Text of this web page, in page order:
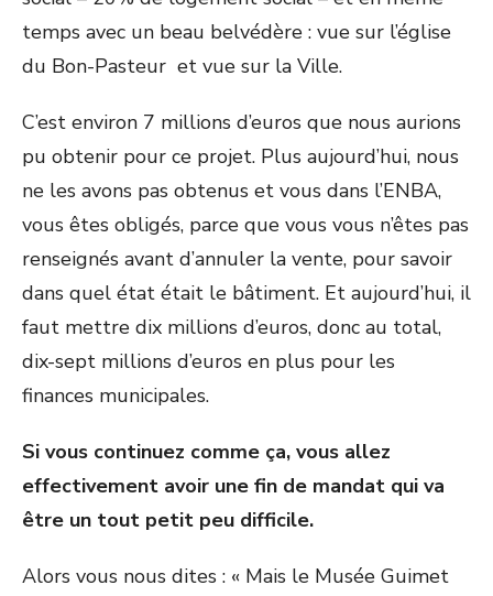
temps avec un beau belvédère : vue sur l’église
du Bon-Pasteur et vue sur la Ville.
C’est environ 7 millions d’euros que nous aurions
pu obtenir pour ce projet. Plus aujourd’hui, nous
ne les avons pas obtenus et vous dans l’ENBA,
vous êtes obligés, parce que vous vous n’êtes pas
renseignés avant d’annuler la vente, pour savoir
dans quel état était le bâtiment. Et aujourd’hui, il
faut mettre dix millions d’euros, donc au total,
dix-sept millions d’euros en plus pour les
finances municipales.
Si vous continuez comme ça, vous allez
effectivement avoir une fin de mandat qui va
être un tout petit peu difficile.
Alors vous nous dites : « Mais le Musée Guimet